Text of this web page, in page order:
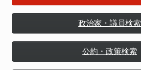
政治家・議員検索
公約・政策検索